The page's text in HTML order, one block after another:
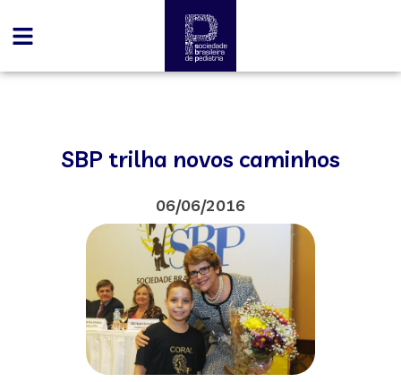
SBP trilha novos caminhos
06/06/2016